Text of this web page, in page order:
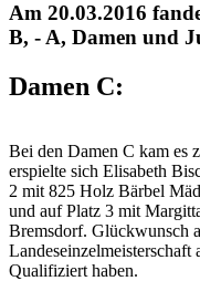
Am 20.03.2016
B, - A, Damen und
Damen C:
Bei den Damen C kam es
erspielte sich Elisabeth
2 mit 825 Holz Bärbel
und auf Platz 3 mit
Bremsdorf. Glückwunsch
Qualifiziert haben.